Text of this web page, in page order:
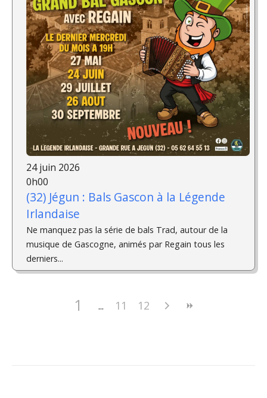
24 juin 2026
0h00
(32) Jégun : Bals Gascon à la Légende
Irlandaise
Ne manquez pas la série de bals Trad, autour de la
musique de Gascogne, animés par Regain tous les
derniers...
1 11 12